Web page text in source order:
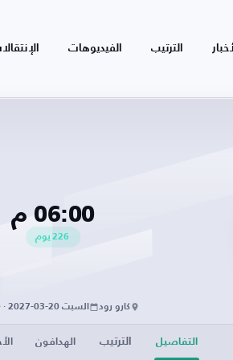
الترتيب الفيديوهات
06:00 م
226 يوم
كارو رود السبت 20-03-2027 · 06:00 م
التفاصيل الترتيب الهدافون